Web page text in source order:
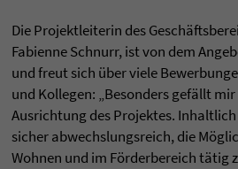
Die Projektleiterin des
Fabienne Schnurr, ist von dem
und freut sich über viele
und Kollegen: „Besonders gefällt
Ausrichtung des Projektes.
sicher abwechslungsreich, die
Wohnen und im Förderbereich tätig